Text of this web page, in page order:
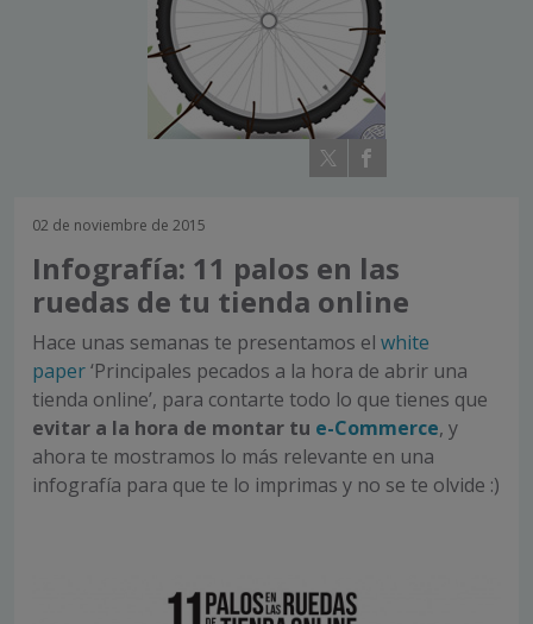
02 de noviembre de 2015
Infografía: 11 palos en las
ruedas de tu tienda online
Hace unas semanas te presentamos el white
paper‘Principales pecados a la hora de abrir una
tienda online’, para contarte todo lo que tienes que
evitar a la hora de montar tu e-Commerce, y
ahora te mostramos lo más relevante en una
infografía para que te lo imprimas y no se te olvide :)